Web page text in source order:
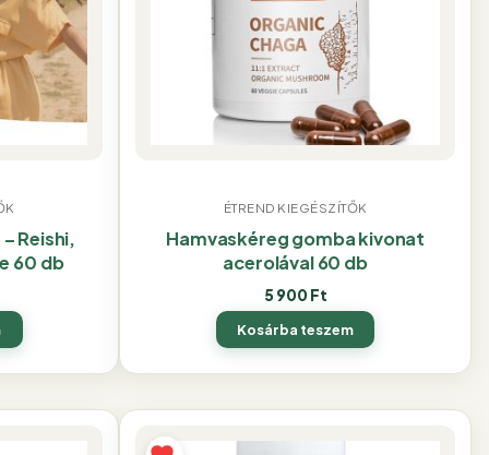
Reishi,
60 db
ÉTREND KIEGÉSZÍTŐK
Hamvaskéreg gomba kivonat
acerolával 60 db
5 900 Ft
Kosárba teszem